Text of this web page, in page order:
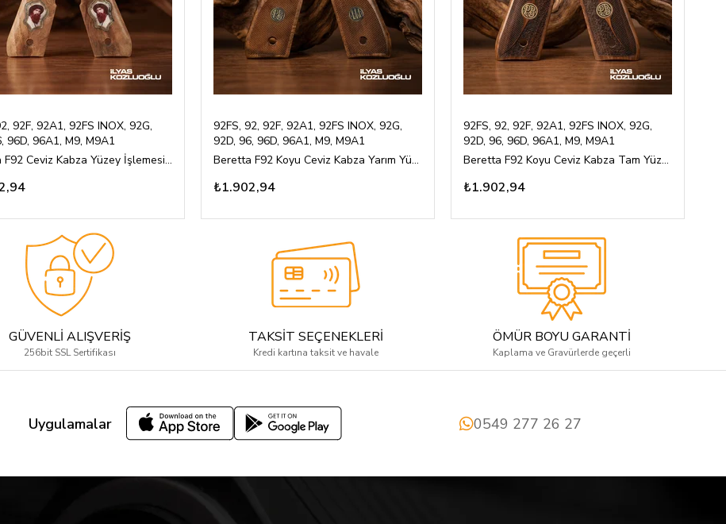
92F, 92A1, 92FS INOX, 92G,
96D, 96A1, M9, M9A1
Beretta F92 Ceviz Kabza Yüzey İşlemesiz Şeyh Şamil Görselli Özel Tasarım
92FS, 92, 92F, 92A1, 92FS INOX, 92G,
92D, 96, 96D, 96A1, M9, M9A1
Beretta F92 Koyu Ceviz Kabza Yarım Yüzey İşlemeli Sarı Pirinç Marka Logolu
₺1.902,94
92FS, 92, 92F, 92A1, 92FS INOX, 92G,
92D, 96, 96D, 96A1, M9, M9A1
Beretta F92 Koyu Ceviz Kabza Tam Yüzey İşlemeli Sarı Pirinç Marka Logolu
₺1.902,94
GÜVENLİ ALIŞVERİŞ
256bit SSL Sertifikası
TAKSİT SEÇENEKLERİ
Kredi kartına taksit ve havale
ÖMÜR BOYU GARANTİ
Kaplama ve Gravürlerde geçerli
Uygulamalar 0549 277 26 27